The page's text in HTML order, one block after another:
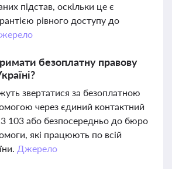
підстав, оскільки це є
рівного доступу до
безоплатну правову
звертатися за безоплатною
через єдиний контактний
103 або безпосередньо до бюро
які працюють по всій
Джерело